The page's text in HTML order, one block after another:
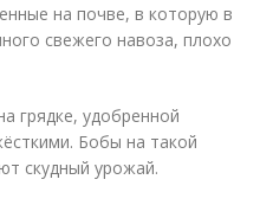
на почве, в которую в
свежего навоза, плохо
грядке, удобренной
Бобы на такой
скудный урожай.